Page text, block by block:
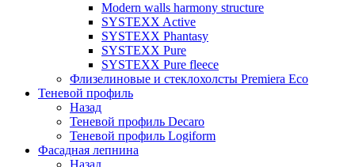
Modern walls harmony structure
SYSTEXX Active
SYSTEXX Phantasy
SYSTEXX Pure
SYSTEXX Pure fleece
Флизелиновые и стеклохолсты Premiera Eco
Теневой профиль
Назад
Теневой профиль Decaro
Теневой профиль Logiform
Фасадная лепнина
Назад